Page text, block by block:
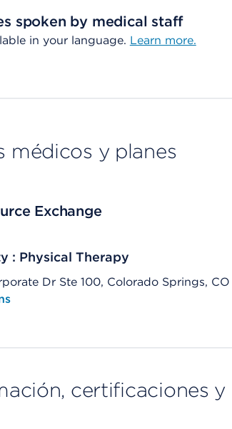
spoken by medical staff
in your language. Learn more.
médicos y planes
Exchange
: Physical Therapy
Dr Ste 100, Colorado Springs, CO
map application on mobile devices
certificaciones y